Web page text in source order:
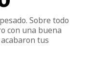
Sobre todo
con una buena
tus